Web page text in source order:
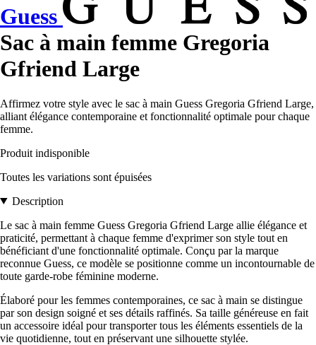
Guess
Sac à main femme Gregoria
Gfriend Large
Affirmez votre style avec le sac à main Guess Gregoria Gfriend Large,
alliant élégance contemporaine et fonctionnalité optimale pour chaque
femme.
Produit indisponible
Toutes les variations sont épuisées
Description
Le sac à main femme Guess Gregoria Gfriend Large allie élégance et
praticité, permettant à chaque femme d'exprimer son style tout en
bénéficiant d'une fonctionnalité optimale. Conçu par la marque
reconnue Guess, ce modèle se positionne comme un incontournable de
toute garde-robe féminine moderne.
Élaboré pour les femmes contemporaines, ce sac à main se distingue
par son design soigné et ses détails raffinés. Sa taille généreuse en fait
un accessoire idéal pour transporter tous les éléments essentiels de la
vie quotidienne, tout en préservant une silhouette stylée.